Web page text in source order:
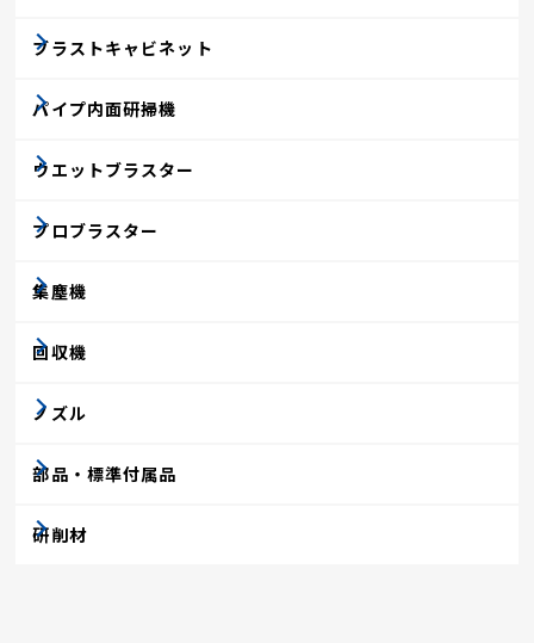
ブラストキャビネット
パイプ内面研掃機
ウエットブラスター
プロブラスター
集塵機
回収機
ノズル
部品・標準付属品
研削材